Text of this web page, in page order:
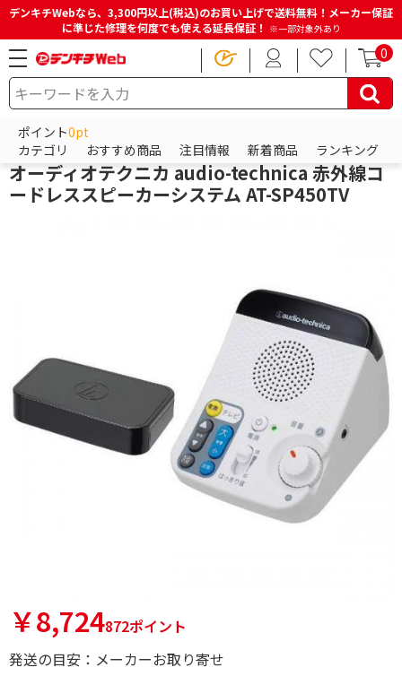
デンキチWebなら、3,300円以上(税込)のお買い上げで送料無料！メーカー保証
に準じた修理を何度でも使える延長保証！ ※一部対象外あり
0
ポイント0pt
カテゴリ
おすすめ商品 注目情報 新着商品 ランキング
HOME 商品一覧ページ テレビ・レコーダー
オーディオテクニカ
オーディオテクニカ audio-technica 赤外線コ
ードレススピーカーシステム AT-SP450TV
￥8,724872ポイント
発送の目安：メーカーお取り寄せ